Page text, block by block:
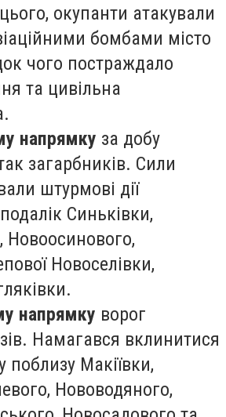
окупанти атакували
бомбами місто
чого постраждало
та цивільна
напрямку за добу
загарбників. Сили
штурмові дії
Синьківки,
Новоосинового,
Новоселівки,
напрямку ворог
Намагався вклинитися
Макіївки,
Нововодяного,